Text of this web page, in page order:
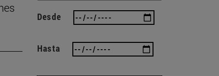
Desde
Hasta